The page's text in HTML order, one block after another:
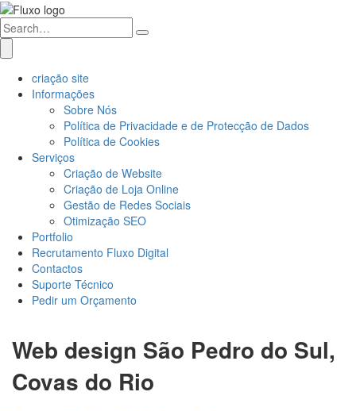
criação site
Informações
Sobre Nós
Política de Privacidade e de Protecção de Dados
Política de Cookies
Serviços
Criação de Website
Criação de Loja Online
Gestão de Redes Sociais
Otimização SEO
Portfolio
Recrutamento Fluxo Digital
Contactos
Suporte Técnico
Pedir um Orçamento
Web design São Pedro do Sul,
Covas do Rio